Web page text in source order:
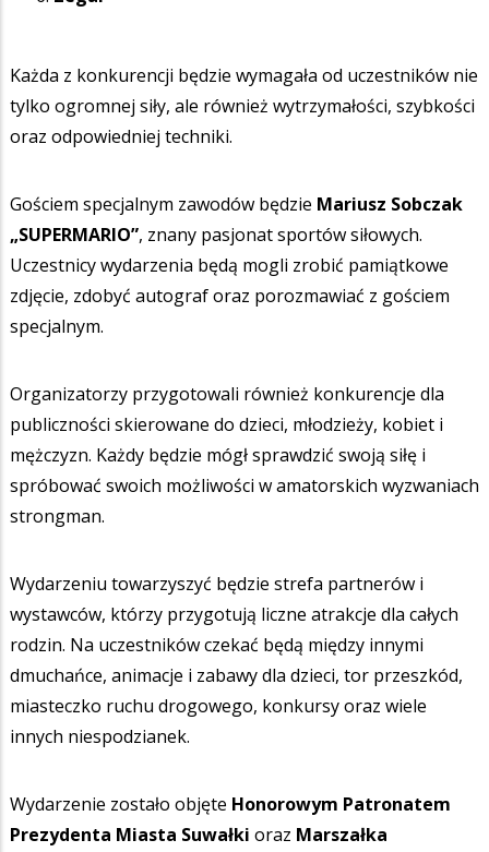
Każda z konkurencji będzie wymagała od uczestników nie
tylko ogromnej siły, ale również wytrzymałości, szybkości
oraz odpowiedniej techniki.
Gościem specjalnym zawodów będzie Mariusz Sobczak
„SUPERMARIO”, znany pasjonat sportów siłowych.
Uczestnicy wydarzenia będą mogli zrobić pamiątkowe
zdjęcie, zdobyć autograf oraz porozmawiać z gościem
specjalnym.
Organizatorzy przygotowali również konkurencje dla
publiczności skierowane do dzieci, młodzieży, kobiet i
mężczyzn. Każdy będzie mógł sprawdzić swoją siłę i
spróbować swoich możliwości w amatorskich wyzwaniach
strongman.
Wydarzeniu towarzyszyć będzie strefa partnerów i
wystawców, którzy przygotują liczne atrakcje dla całych
rodzin. Na uczestników czekać będą między innymi
dmuchańce, animacje i zabawy dla dzieci, tor przeszkód,
miasteczko ruchu drogowego, konkursy oraz wiele
innych niespodzianek.
Wydarzenie zostało objęte Honorowym Patronatem
Prezydenta Miasta Suwałki oraz Marszałka